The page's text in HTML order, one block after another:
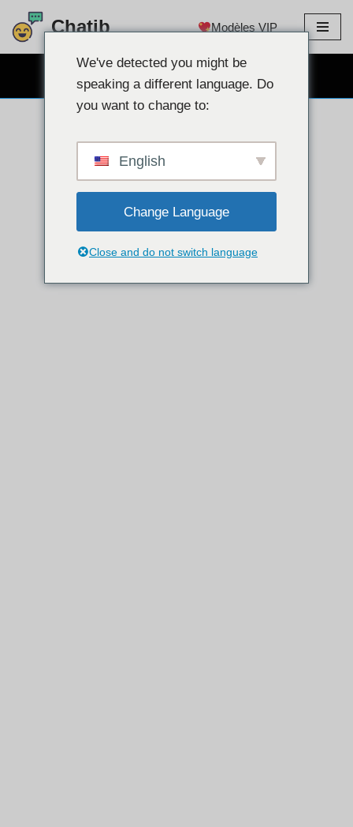
Aller
Chatib Modèles VIP
We've detected you might be
speaking a different language. Do
you want to change to:
English
Change Language
Close and do not switch language